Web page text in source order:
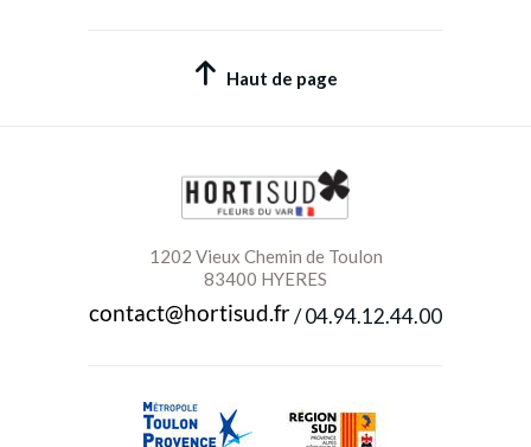
Haut de page
1202 Vieux Chemin de Toulon
83400 HYERES
/04.94.12.44.00